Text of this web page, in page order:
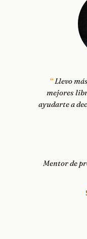
Llevo
mejores
ayudarte a
Mentor de